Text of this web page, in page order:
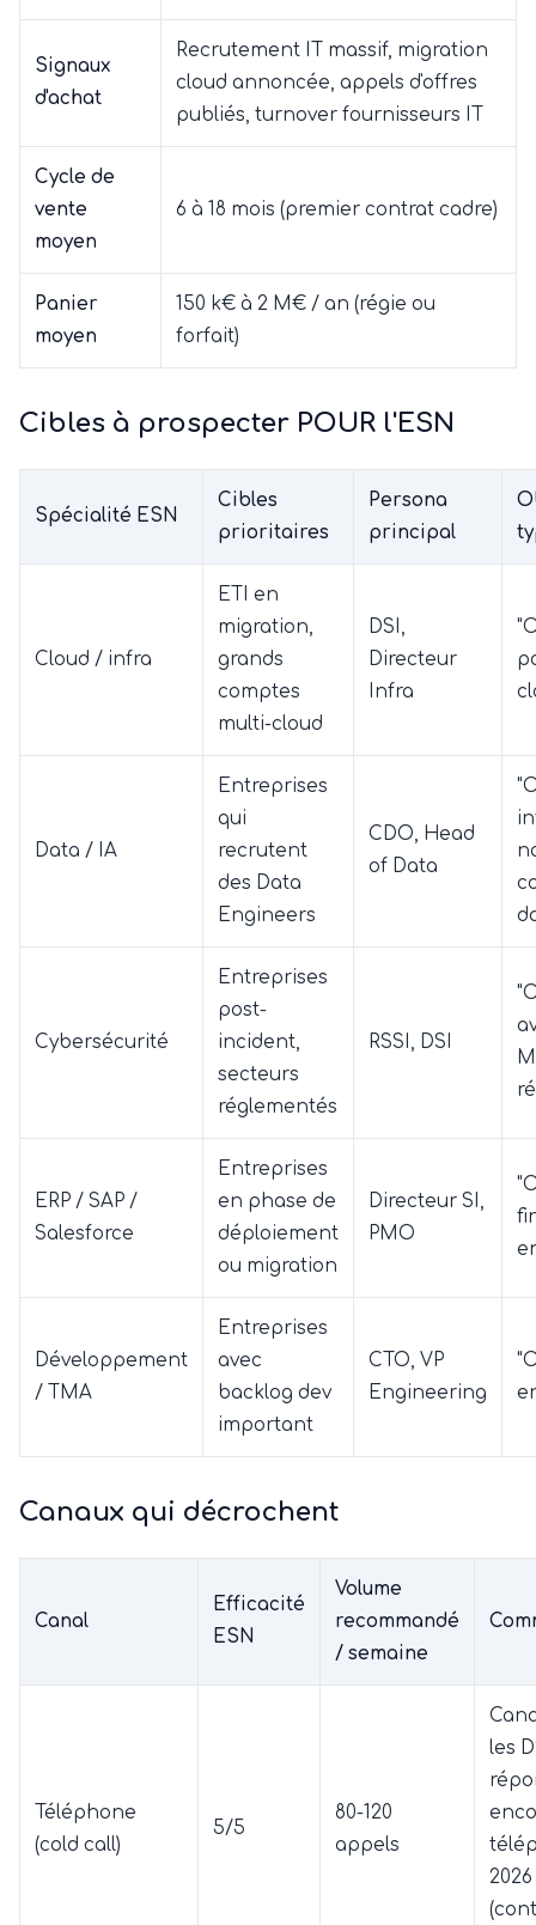
Signaux
d'achat
Recrutement IT massif, migration
cloud annoncée, appels d'offres
publiés, turnover fournisseurs IT
Cycle de
vente
moyen
6 à 18 mois (premier contrat cadre)
Panier
moyen
150 k€ à 2 M€ / an (régie ou
forfait)
Cibles à prospecter POUR l'ESN
Spécialité ESN
Cibles
prioritaires
Persona
principal
Cloud / infra
ETI en
migration,
grands
comptes
multi-cloud
DSI,
Directeur
Infra
Data / IA
Entreprises
qui
recrutent
des Data
Engineers
CDO, Head
of Data
Cybersécurité
Entreprises
post-
incident,
secteurs
réglementés
RSSI, DSI
ERP / SAP /
Salesforce
Entreprises
en phase de
déploiement
ou migration
Directeur SI,
PMO
Développement
/ TMA
Entreprises
avec
backlog dev
important
CTO, VP
Engineering
Canaux qui décrochent
Canal
Efficacité
ESN
Volume
recommandé
/ semaine
Téléphone
(cold call)
5/5
80-120
appels
les
2026